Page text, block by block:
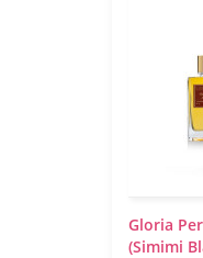
Gloria
(Simimi